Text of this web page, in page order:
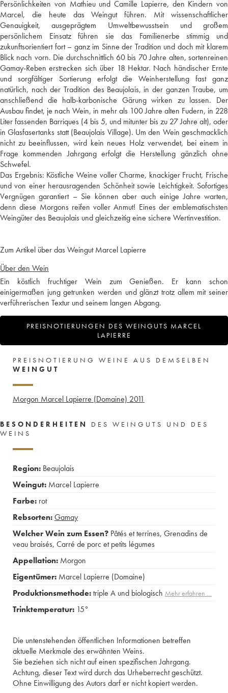
Persönlichkeiten von Mathieu und Camille Lapierre, den Kindern von
Marcel, die heute das Weingut führen. Mit wissenschaftlicher
Genauigkeit, ausgeprägtem Umweltbewusstsein und großem
persönlichem Einsatz führen sie das Familienerbe stimmig und
zukunftsorientiert fort – ganz im Sinne der Tradition und doch mit klarem
Blick nach vorn. Die durchschnittlich 60 bis 70 Jahre alten, sortenreinen
Gamay-Reben erstrecken sich über 18 Hektar. Nach händischer Ernte
und sorgfältiger Sortierung erfolgt die Weinherstellung fast ganz
natürlich, nach der Tradition des Beaujolais, in der ganzen Traube, um
anschließend die halb-karbonische Gärung wirken zu lassen. Der
Ausbau findet, je nach Wein, in mehr als 100 Jahre alten Fudern, in 228
Liter fassenden Barriques (4 bis 5, und mitunter bis zu 27 Jahre alt), oder
in Glasfasertanks statt (Beaujolais Village). Um den Wein geschmacklich
nicht zu beeinflussen, wird kein neues Holz verwendet, bei einem in
Frage kommenden Jahrgang erfolgt die Herstellung gänzlich ohne
Schwefel.
Das Ergebnis: Köstliche Weine voller Charme, knackiger Frucht, Frische
und von einer herausragenden Schönheit sowie Leichtigkeit. Sofortiges
Vergnügen garantiert – Sie können aber auch einige Jahre warten,
denn diese Morgons reifen voller Anmut! Eines der emblematischsten
Zum Artikel über das Weingut Marcel Lapierre
Über den Wein
Ein köstlich fruchtiger Wein zum Genießen. Er kann schon
einigermaßen jung getrunken werden und glänzt trotz allem mit seiner
verführerischen Textur und seinem langen Abgang.
PREISNOTIERUNGEN DES WEINGUTS MARCEL
LAPIERRE
PREISNOTIERUNG WEINE AUS DEMSELBEN
WEINGUT
Morgon Marcel Lapierre (Domaine) 2011
BESONDERHEITEN
DES WEINGUTS UND DES
WEINS
Region: Beaujolais
Weingut: Marcel Lapierre
Farbe: rot
Rebsorten:Gamay
Welcher Wein zum Essen? Pâtés et terrines, Grenadins de
veau braisés, Carré de porc et petits légumes
Appellation: Morgon
Eigentümer: Marcel Lapierre (Domaine)
Produktionsmethode:triple A und biologisch Mehr erfahren …
Trinktemperatur: 15°
Die untenstehenden öffentlichen Informationen betreffen
aktuelle Merkmale des erwähnten Weins.
Sie beziehen sich nicht auf einen spezifischen Jahrgang.
Achtung, dieser Text wird durch das Urheberrecht geschützt.
Ohne Einwilligung des Autors darf er nicht kopiert werden.